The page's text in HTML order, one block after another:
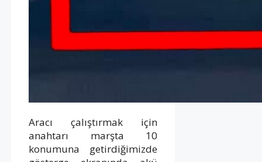
Aracı çalıştırmak için
anahtarı marşta 10
konumuna getirdiğimizde